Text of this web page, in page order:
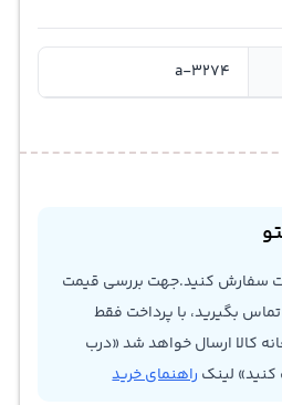
a-3274
ثبت سفارش کنید.جهت بررسی قیمت
بگیرید، با پرداخت فقط
کالا ارسال خواهد شد «درب
لینک راهنمای خرید